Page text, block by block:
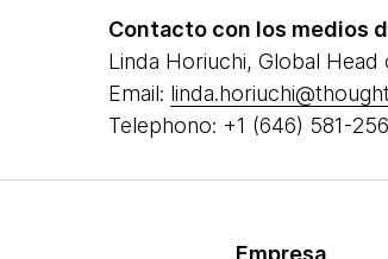
Contacto con los medios
Linda Horiuchi, Global
Email:
Telephono: +1 (646) 581-
Empresa